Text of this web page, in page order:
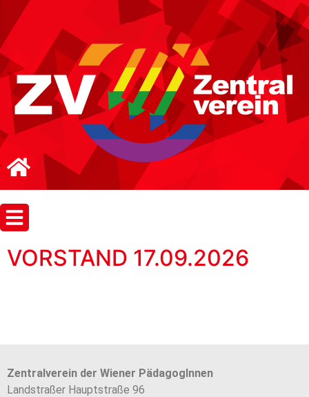
VORSTAND 17.09.2026
Zentralverein der Wiener PädagogInnen
Landstraßer Hauptstraße 96